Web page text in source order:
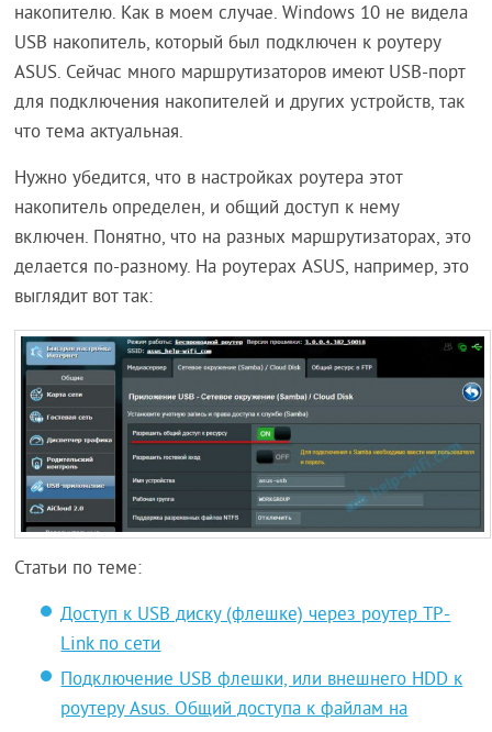
накопителю. Как в моем случае. Windows 10 не видела
USB накопитель, который был подключен к роутеру
ASUS. Сейчас много маршрутизаторов имеют USB-порт
для подключения накопителей и других устройств, так
что тема актуальная.
Нужно убедится, что в настройках роутера этот
накопитель определен, и общий доступ к нему
включен. Понятно, что на разных маршрутизаторах, это
делается по-разному. На роутерах ASUS, например, это
выглядит вот так:
Статьи по теме:
Доступ к USB диску (флешке) через роутер TP-
Link по сети
Подключение USB флешки, или внешнего HDD к
роутеру Asus. Общий доступа к файлам на